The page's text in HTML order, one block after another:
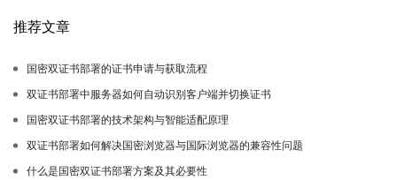
推荐文章
国密双证书部署的证书申请与获取流程
双证书部署中服务器如何自动识别客户端并切换证书
国密双证书部署的技术架构与智能适配原理
双证书部署如何解决国密浏览器与国际浏览器的兼容性问题
什么是国密双证书部署方案及其必要性